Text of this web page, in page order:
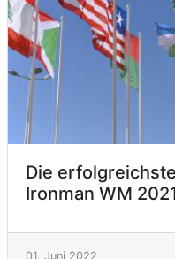
Die
Ironman WM
01. Juni 2022